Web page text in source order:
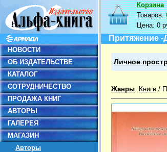
НОВОСТИ
ОБ ИЗДАТЕЛЬСТВЕ
КАТАЛОГ
СОТРУДНИЧЕСТВО
ПРОДАЖА КНИГ
АВТОРЫ
ГАЛЕРЕЯ
МАГАЗИН
Авторы
Корзина
Товаров:
Цена:0
Притяжение -
Личное
Жанры: Книги /